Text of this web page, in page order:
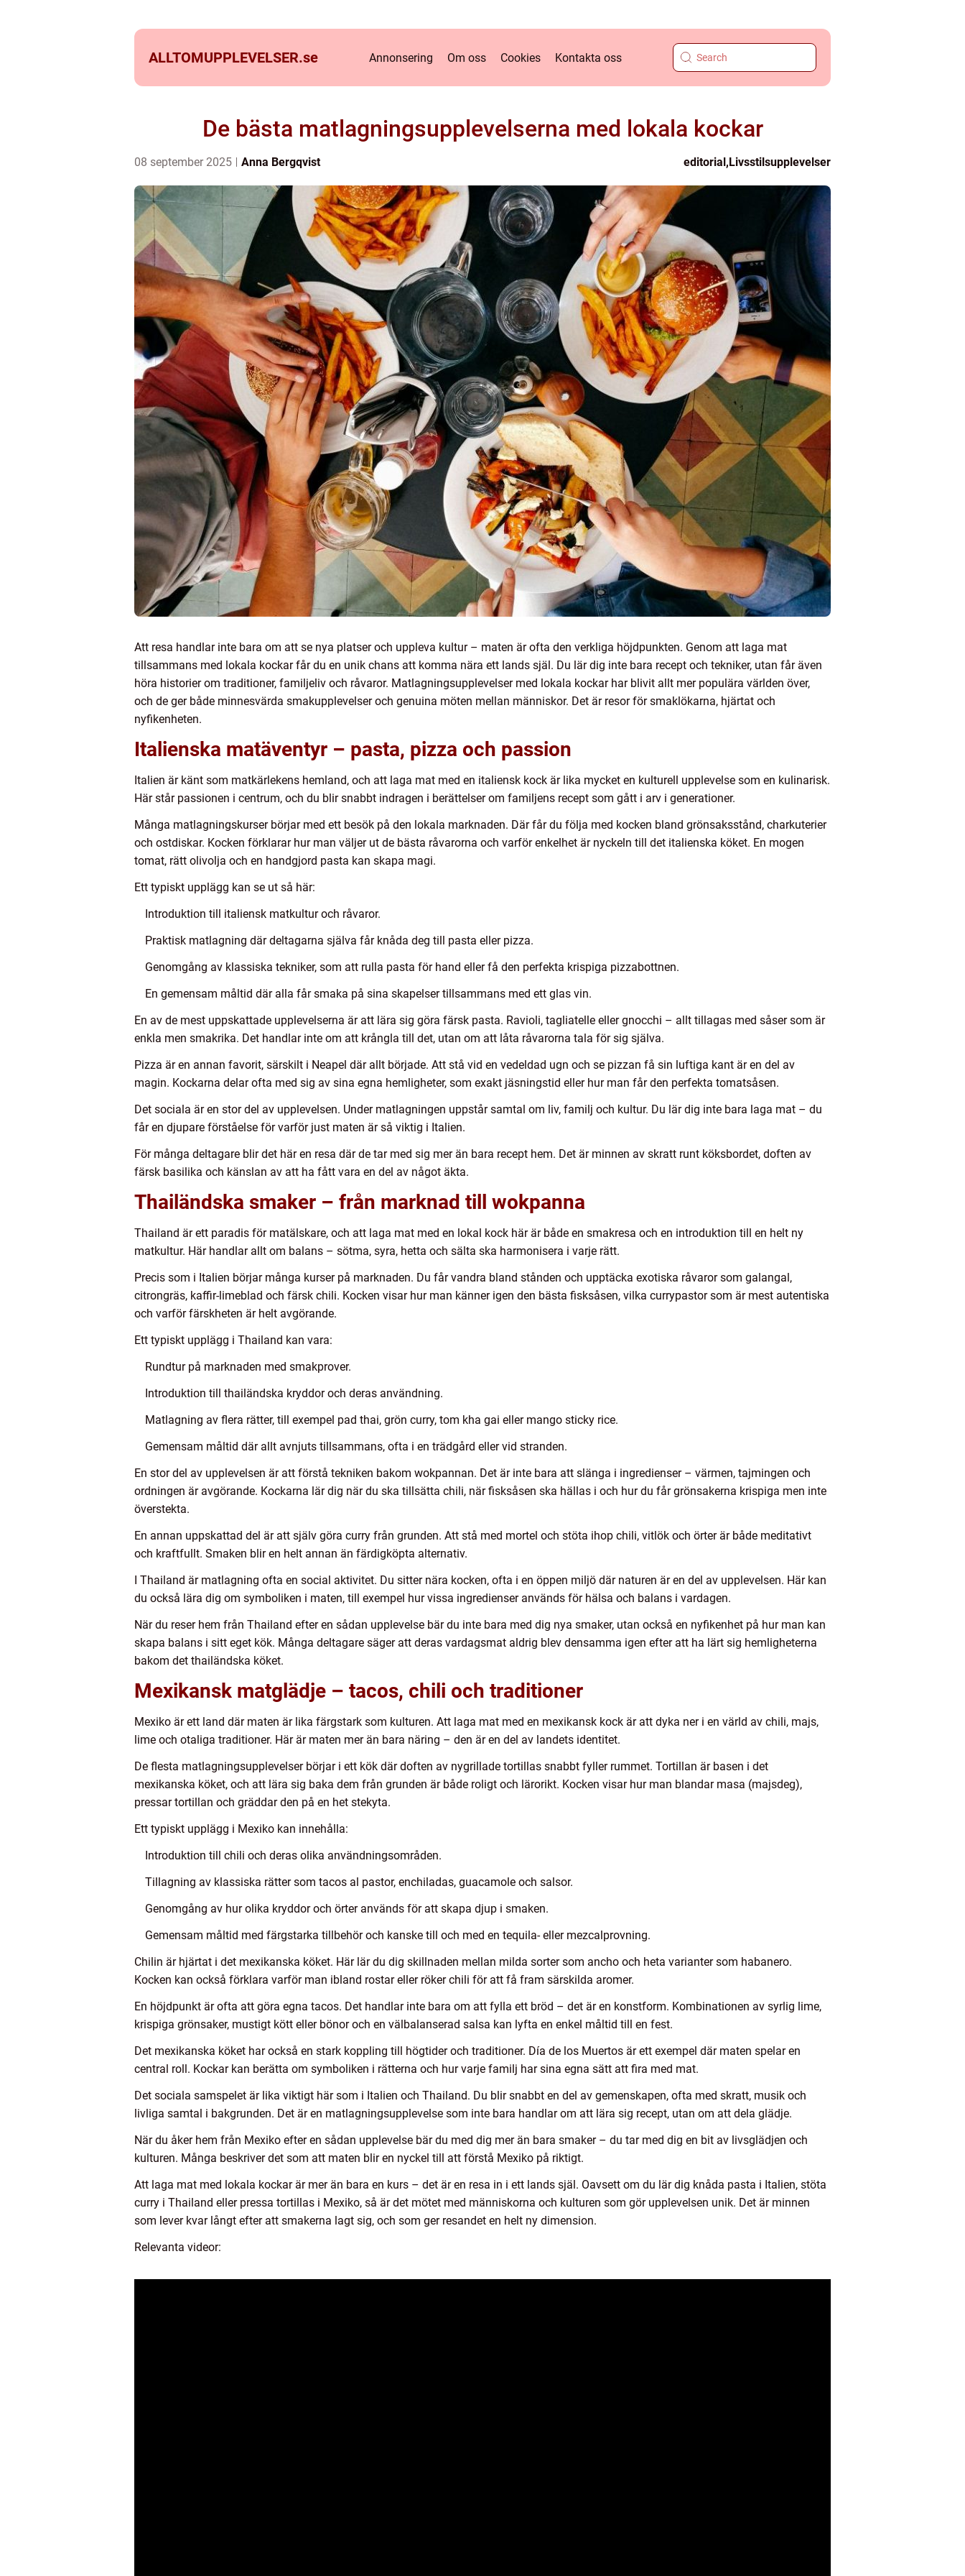
ALLTOMUPPLEVELSER.se Annonsering Om oss Cookies Kontakta oss
De bästa matlagningsupplevelserna med lokala kockar
08 september 2025 Anna Bergqvist editorial,Livsstilsupplevelser
Att resa handlar inte bara om att se nya platser och uppleva kultur – maten är ofta den verkliga höjdpunkten. Genom att laga mat
tillsammans med lokala kockar får du en unik chans att komma nära ett lands själ. Du lär dig inte bara recept och tekniker, utan får även
höra historier om traditioner, familjeliv och råvaror. Matlagningsupplevelser med lokala kockar har blivit allt mer populära världen över,
och de ger både minnesvärda smakupplevelser och genuina möten mellan människor. Det är resor för smaklökarna, hjärtat och
nyfikenheten.
Italienska matäventyr – pasta, pizza och passion
Italien är känt som matkärlekens hemland, och att laga mat med en italiensk kock är lika mycket en kulturell upplevelse som en kulinarisk.
Här står passionen i centrum, och du blir snabbt indragen i berättelser om familjens recept som gått i arv i generationer.
Många matlagningskurser börjar med ett besök på den lokala marknaden. Där får du följa med kocken bland grönsaksstånd, charkuterier
och ostdiskar. Kocken förklarar hur man väljer ut de bästa råvarorna och varför enkelhet är nyckeln till det italienska köket. En mogen
tomat, rätt olivolja och en handgjord pasta kan skapa magi.
Ett typiskt upplägg kan se ut så här:
Introduktion till italiensk matkultur och råvaror.
Praktisk matlagning där deltagarna själva får knåda deg till pasta eller pizza.
Genomgång av klassiska tekniker, som att rulla pasta för hand eller få den perfekta krispiga pizzabottnen.
En gemensam måltid där alla får smaka på sina skapelser tillsammans med ett glas vin.
En av de mest uppskattade upplevelserna är att lära sig göra färsk pasta. Ravioli, tagliatelle eller gnocchi – allt tillagas med såser som är
enkla men smakrika. Det handlar inte om att krångla till det, utan om att låta råvarorna tala för sig själva.
Pizza är en annan favorit, särskilt i Neapel där allt började. Att stå vid en vedeldad ugn och se pizzan få sin luftiga kant är en del av
magin. Kockarna delar ofta med sig av sina egna hemligheter, som exakt jäsningstid eller hur man får den perfekta tomatsåsen.
Det sociala är en stor del av upplevelsen. Under matlagningen uppstår samtal om liv, familj och kultur. Du lär dig inte bara laga mat – du
får en djupare förståelse för varför just maten är så viktig i Italien.
För många deltagare blir det här en resa där de tar med sig mer än bara recept hem. Det är minnen av skratt runt köksbordet, doften av
färsk basilika och känslan av att ha fått vara en del av något äkta.
Thailändska smaker – från marknad till wokpanna
Thailand är ett paradis för matälskare, och att laga mat med en lokal kock här är både en smakresa och en introduktion till en helt ny
matkultur. Här handlar allt om balans – sötma, syra, hetta och sälta ska harmonisera i varje rätt.
Precis som i Italien börjar många kurser på marknaden. Du får vandra bland stånden och upptäcka exotiska råvaror som galangal,
citrongräs, kaffir-limeblad och färsk chili. Kocken visar hur man känner igen den bästa fisksåsen, vilka currypastor som är mest autentiska
och varför färskheten är helt avgörande.
Ett typiskt upplägg i Thailand kan vara:
Rundtur på marknaden med smakprover.
Introduktion till thailändska kryddor och deras användning.
Matlagning av flera rätter, till exempel pad thai, grön curry, tom kha gai eller mango sticky rice.
Gemensam måltid där allt avnjuts tillsammans, ofta i en trädgård eller vid stranden.
En stor del av upplevelsen är att förstå tekniken bakom wokpannan. Det är inte bara att slänga i ingredienser – värmen, tajmingen och
ordningen är avgörande. Kockarna lär dig när du ska tillsätta chili, när fisksåsen ska hällas i och hur du får grönsakerna krispiga men inte
överstekta.
En annan uppskattad del är att själv göra curry från grunden. Att stå med mortel och stöta ihop chili, vitlök och örter är både meditativt
och kraftfullt. Smaken blir en helt annan än färdigköpta alternativ.
I Thailand är matlagning ofta en social aktivitet. Du sitter nära kocken, ofta i en öppen miljö där naturen är en del av upplevelsen. Här kan
du också lära dig om symboliken i maten, till exempel hur vissa ingredienser används för hälsa och balans i vardagen.
När du reser hem från Thailand efter en sådan upplevelse bär du inte bara med dig nya smaker, utan också en nyfikenhet på hur man kan
skapa balans i sitt eget kök. Många deltagare säger att deras vardagsmat aldrig blev densamma igen efter att ha lärt sig hemligheterna
bakom det thailändska köket.
Mexikansk matglädje – tacos, chili och traditioner
Mexiko är ett land där maten är lika färgstark som kulturen. Att laga mat med en mexikansk kock är att dyka ner i en värld av chili, majs,
lime och otaliga traditioner. Här är maten mer än bara näring – den är en del av landets identitet.
De flesta matlagningsupplevelser börjar i ett kök där doften av nygrillade tortillas snabbt fyller rummet. Tortillan är basen i det
mexikanska köket, och att lära sig baka dem från grunden är både roligt och lärorikt. Kocken visar hur man blandar masa (majsdeg),
pressar tortillan och gräddar den på en het stekyta.
Ett typiskt upplägg i Mexiko kan innehålla:
Introduktion till chili och deras olika användningsområden.
Tillagning av klassiska rätter som tacos al pastor, enchiladas, guacamole och salsor.
Genomgång av hur olika kryddor och örter används för att skapa djup i smaken.
Gemensam måltid med färgstarka tillbehör och kanske till och med en tequila- eller mezcalprovning.
Chilin är hjärtat i det mexikanska köket. Här lär du dig skillnaden mellan milda sorter som ancho och heta varianter som habanero.
Kocken kan också förklara varför man ibland rostar eller röker chili för att få fram särskilda aromer.
En höjdpunkt är ofta att göra egna tacos. Det handlar inte bara om att fylla ett bröd – det är en konstform. Kombinationen av syrlig lime,
krispiga grönsaker, mustigt kött eller bönor och en välbalanserad salsa kan lyfta en enkel måltid till en fest.
Det mexikanska köket har också en stark koppling till högtider och traditioner. Día de los Muertos är ett exempel där maten spelar en
central roll. Kockar kan berätta om symboliken i rätterna och hur varje familj har sina egna sätt att fira med mat.
Det sociala samspelet är lika viktigt här som i Italien och Thailand. Du blir snabbt en del av gemenskapen, ofta med skratt, musik och
livliga samtal i bakgrunden. Det är en matlagningsupplevelse som inte bara handlar om att lära sig recept, utan om att dela glädje.
När du åker hem från Mexiko efter en sådan upplevelse bär du med dig mer än bara smaker – du tar med dig en bit av livsglädjen och
kulturen. Många beskriver det som att maten blir en nyckel till att förstå Mexiko på riktigt.
Att laga mat med lokala kockar är mer än bara en kurs – det är en resa in i ett lands själ. Oavsett om du lär dig knåda pasta i Italien, stöta
curry i Thailand eller pressa tortillas i Mexiko, så är det mötet med människorna och kulturen som gör upplevelsen unik. Det är minnen
som lever kvar långt efter att smakerna lagt sig, och som ger resandet en helt ny dimension.
Relevanta videor: